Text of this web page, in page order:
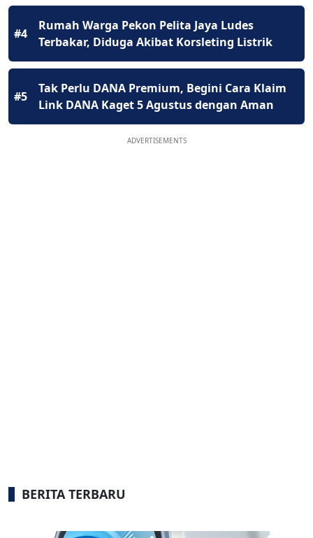
#4
Rumah Warga Pekon Pelita Jaya Ludes
Terbakar, Diduga Akibat Korsleting Listrik
#5
Tak Perlu DANA Premium, Begini Cara Klaim
Link DANA Kaget 5 Agustus dengan Aman
ADVERTISEMENTS
BERITA TERBARU